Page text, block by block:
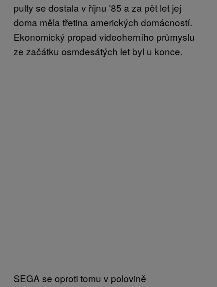
pulty se dostala v říjnu ’85 a za pět let jej
doma měla třetina amerických domácností.
Ekonomický propad videoherního průmyslu
ze začátku osmdesátých let byl u konce.
SEGA se oproti tomu v polovině